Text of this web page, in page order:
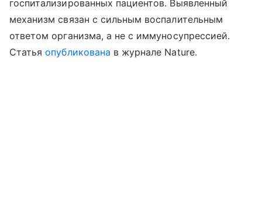
госпитализированных пациентов. Выявленный
механизм связан с сильным воспалительным
ответом организма, а не с иммуносупрессией.
Статьяопубликована в журнале Nature.